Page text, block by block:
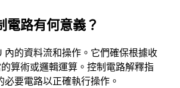
電路有何意義？
內的資料流和操作。它們確保根據收
算術或邏輯運算。控制電路解釋指
必要電路以正確執行操作。